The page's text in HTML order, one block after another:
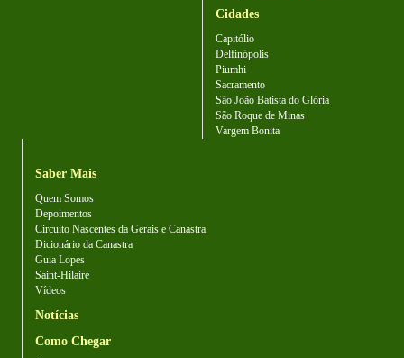
Cidades
Capitólio
Delfinópolis
Piumhi
Sacramento
São João Batista do Glória
São Roque de Minas
Vargem Bonita
Saber Mais
Quem Somos
Depoimentos
Circuito Nascentes da Gerais e Canastra
Dicionário da Canastra
Guia Lopes
Saint-Hilaire
Vídeos
Notícias
Como Chegar